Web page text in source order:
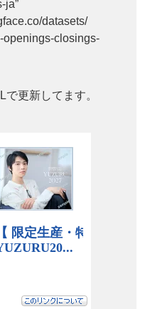
ja”
datasets/
openings-closings-
更新してます。